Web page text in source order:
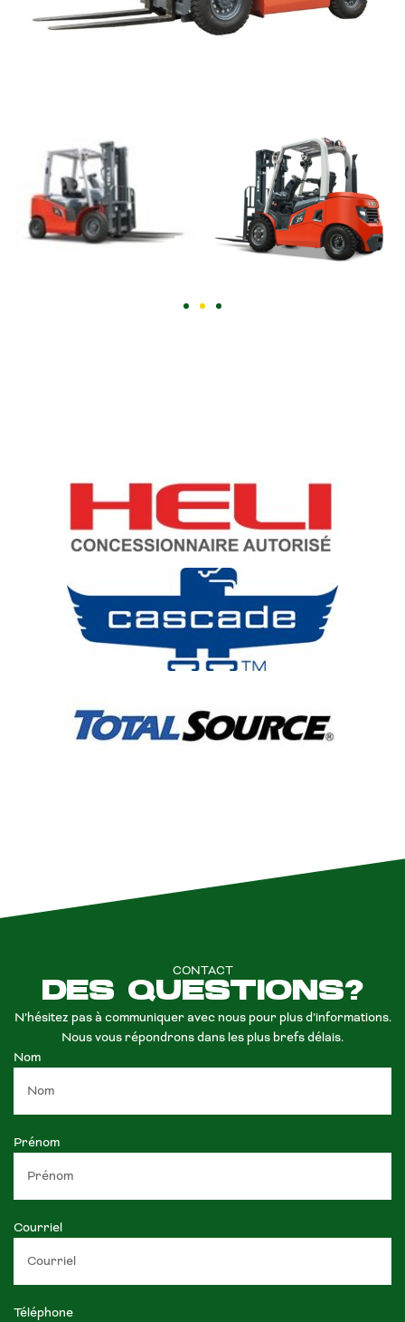
CONTACT
DES QUESTIONS?
N’hésitez pas à communiquer avec nous pour plus d’informations.
Nous vous répondrons dans les plus brefs délais.
Nom
Prénom
Courriel
Téléphone